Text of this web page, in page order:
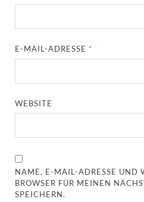
E-MAIL-ADRESSE *
WEBSITE
NAME, E-MAIL-ADRESSE UND
BROWSER FÜR MEINEN
SPEICHERN.